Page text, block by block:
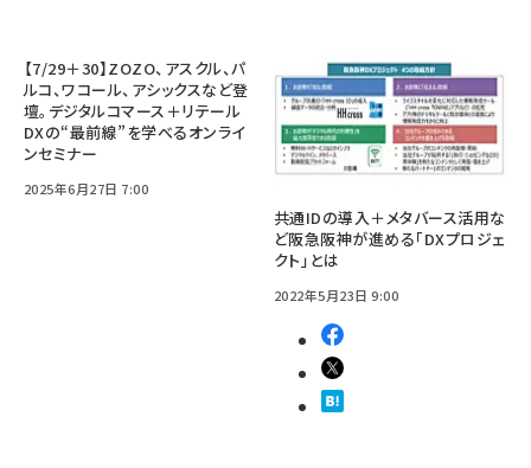
【7/29＋30】ZOZO、アスクル、パ
ルコ、ワコール、アシックスなど登
壇。デジタルコマース＋リテール
DXの“最前線”を学べるオンライ
ンセミナー
2025年6月27日 7:00
共通IDの導入＋メタバース活用な
ど阪急阪神が進める「DXプロジェ
クト」とは
2022年5月23日 9:00